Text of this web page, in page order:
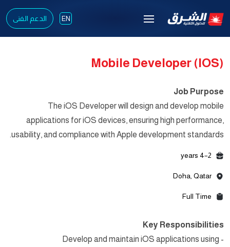
EN الدعم الفنى
Mobile Developer (iOS)
Job Purpose
The iOS Developer will design and develop mobile
applications for iOS devices, ensuring high performance,
usability, and compliance with Apple development standards.
2–4 years
Doha, Qatar
Full Time
Key Responsibilities
- Develop and maintain iOS applications using